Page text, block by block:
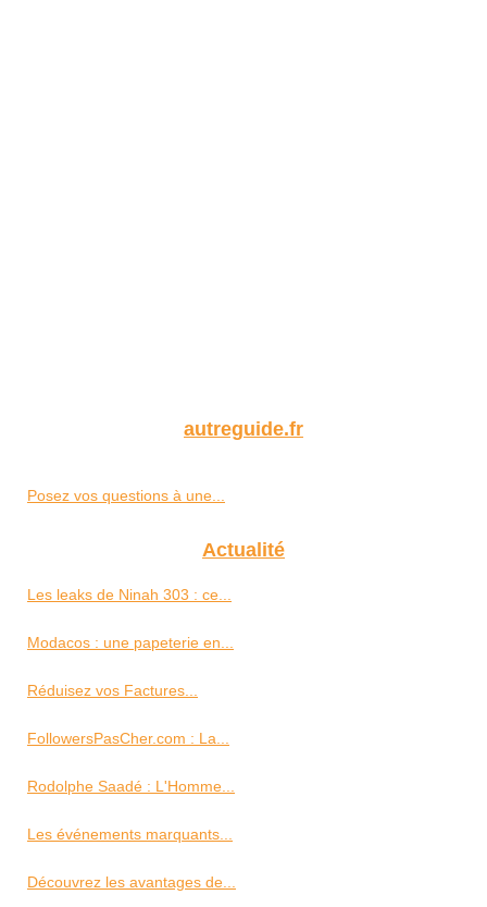
autreguide.fr
Posez vos questions à une...
Actualité
Les leaks de Ninah 303 : ce...
Modacos : une papeterie en...
Réduisez vos Factures...
FollowersPasCher.com : La...
Rodolphe Saadé : L'Homme...
Les événements marquants...
Découvrez les avantages de...